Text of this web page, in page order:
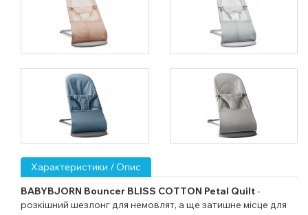
Характеристики / Опис
BABYBJORN Bouncer BLISS COTTON Petal Quilt-
розкішний шезлонг для немовлят, а ще затишне місце для